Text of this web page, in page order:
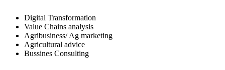
Digital Transformation
Value Chains analysis
Agribusiness/ Ag marketing
Agricultural advice
Bussines Consulting